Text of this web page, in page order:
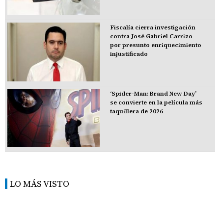
Fiscalía cierra investigación
contra José Gabriel Carrizo
por presunto enriquecimiento
injustificado
‘Spider-Man: Brand New Day’
se convierte en la película más
taquillera de 2026
LO MÁS VISTO